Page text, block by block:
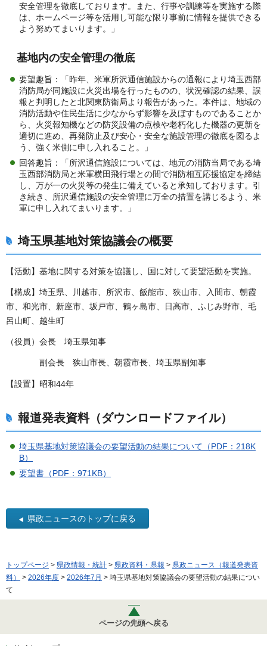
安全管理を徹底しております。また、行事や訓練等を実施する際
は、ホームページ等を活用し可能な限り事前に情報を提供できる
よう努めてまいります。」
基地内の安全管理の徹底
要望趣旨：「昨年、米軍所沢通信施設からの通報により埼玉西部
消防局が同施設に火災出場を行ったものの、状況確認の結果、誤
報と判明したと北関東防衛局より報告があった。本件は、地域の
消防活動や住民生活に少なからず影響を及ぼすものであることか
ら、火災報知機などの防災設備の点検や老朽化した機器の更新を
適切に進め、再発防止及び安心・安全な施設管理の徹底を図るよ
う、強く米側に申し入れること。」
回答趣旨：「所沢通信施設については、地元の消防当局である埼
玉西部消防局と米軍横田飛行場との間で消防相互応援協定を締結
し、万が一の火災等の発生に備えていると承知しております。引
き続き、所沢通信施設の安全管理に万全の措置を講じるよう、米
軍に申し入れてまいります。」
埼玉県基地対策協議会の概要
【活動】基地に関する対策を協議し、国に対して要望活動を実施。
【構成】埼玉県、川越市、所沢市、飯能市、狭山市、入間市、朝霞
市、和光市、新座市、坂戸市、鶴ヶ島市、日高市、ふじみ野市、毛
呂山町、越生町
（役員）会長 埼玉県知事
副会長 狭山市長、朝霞市長、埼玉県副知事
【設置】昭和44年
報道発表資料（ダウンロードファイル）
埼玉県基地対策協議会の要望活動の結果について（PDF：218K
B）
要望書（PDF：971KB）
県政ニュースのトップに戻る
トップページ > 県政情報・統計 > 県政資料・県報 > 県政ニュース（報道発表資
料）
> 2026年度 > 2026年7月 > 埼玉県基地対策協議会の要望活動の結果につい
て
ページの先頭へ戻る